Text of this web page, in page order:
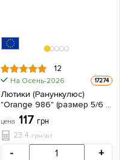
12
На Осень-2026 17274
Лютики (Ранункулюс)
"Orange 986" (размер 5/6 ,
крупный) 5шт в упаковке
цена 117 грн
23.4 грн/шт
- +